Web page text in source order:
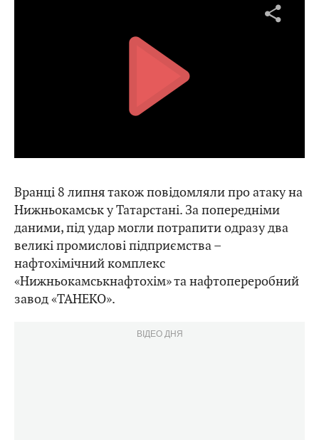
Вранці 8 липня також повідомляли про атаку на
Нижньокамськ у Татарстані. За попередніми
даними, під удар могли потрапити одразу два
великі промислові підприємства –
нафтохімічний комплекс
«Нижньокамськнафтохім» та нафтопереробний
завод «ТАНЕКО».
ВІДЕО ДНЯ